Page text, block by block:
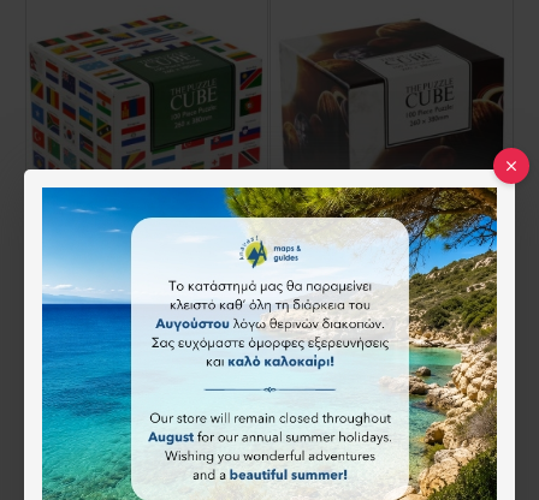
ΠΑΖ΄Λ ΜΕ ΣΗΜΑΙΕΣ 100 ΚΟΜΜΑΤΙΑ
15.00€
Άμεση αγορά
Παζλ Ηλιακό Σύστημα 100 κομματιών σε κύβο
15.00€
Άμεση αγορά